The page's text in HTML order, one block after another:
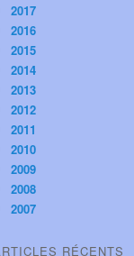
2017
2016
2015
2014
2013
2012
2011
2010
2009
2008
2007
RÉCENTS